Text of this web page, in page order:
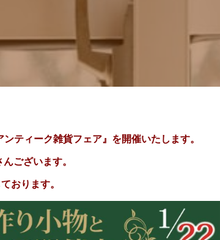
ティーク雑貨フェア』を開催いたします。
んございます。
おります。